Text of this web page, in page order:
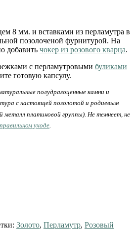
8 мм. и вставками из перламутра в
позолоченой фурнитурой. На
добавить чокер из розового кварца.
с перламутровыми буликами
готовую капсулу.
полудрагоценные камни и
с настоящей позолотой и родиевым
платиновой группы). Не темнеет, не
уходе
Золото, Перламутр, Розовый